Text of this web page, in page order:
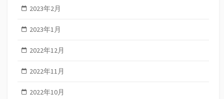
2023年2月
2023年1月
2022年12月
2022年11月
2022年10月